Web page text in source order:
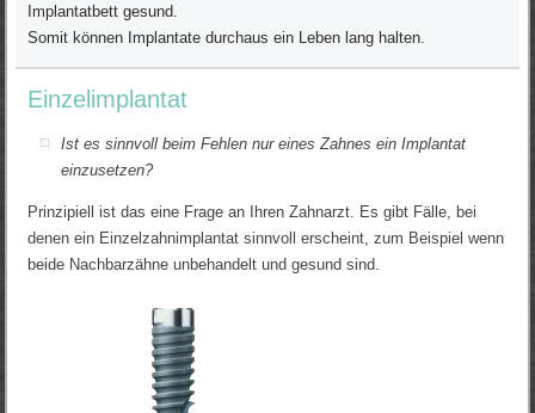
Implantatbett gesund.
Somit können Implantate durchaus ein Leben lang halten.
Einzelimplantat
Ist es sinnvoll beim Fehlen nur eines Zahnes ein Implantat
einzusetzen?
Prinzipiell ist das eine Frage an Ihren Zahnarzt. Es gibt Fälle, bei
denen ein Einzelzahnimplantat sinnvoll erscheint, zum Beispiel wenn
beide Nachbarzähne unbehandelt und gesund sind.